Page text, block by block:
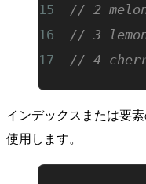
// 2
// 3
// 4
インデックスまたは要
使用します。